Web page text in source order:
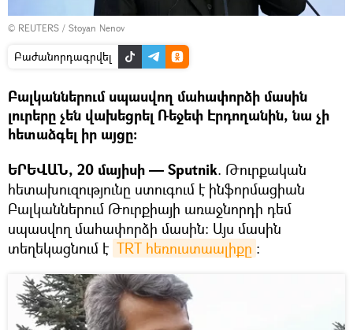
© REUTERS / Stoyan Nenov
Բաժանորդագրվել
Բալկաններում սպասվող մահափորձի մասին
լուրերը չեն վախեցրել Ռեջեփ Էրդողանին, նա չի
հետաձգել իր այցը:
ԵՐԵՎԱՆ, 20 մայիսի — Sputnik. Թուրքական
հետախուզությունը ստուգում է ինֆորմացիան
Բալկաններում Թուրքիայի առաջնորդի դեմ
սպասվող մահափորձի մասին: Այս մասին
տեղեկացնում է TRT հեռուստաալիքը :